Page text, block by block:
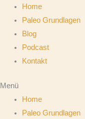
Inhalt
springen
Home
Paleo Grundlagen
Blog
Podcast
Kontakt
Menü
Home
Paleo Grundlagen